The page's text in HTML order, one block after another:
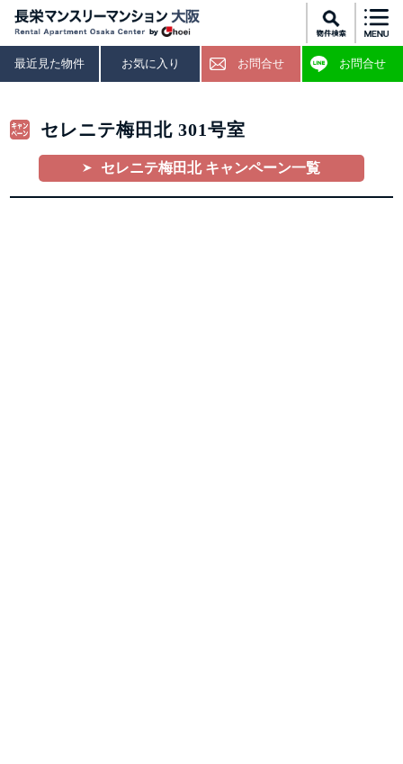
最近見た物件 お気に入り お問合せ お問合せ
セレニテ梅田北 301号室
セレニテ梅田北 キャンペーン一覧